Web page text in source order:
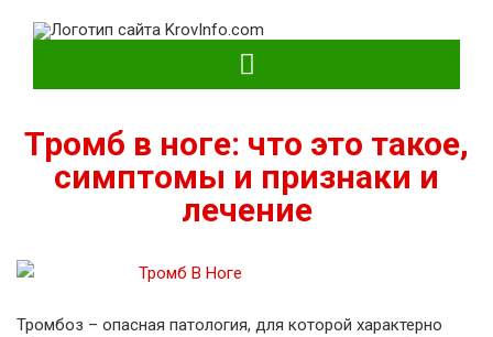
KrovInfo.com
Медицинский сайт о кровеносной системе.
Тромб в ноге: что это такое,
симптомы и признаки и
лечение
Тромбоз – опасная патология, для которой характерно